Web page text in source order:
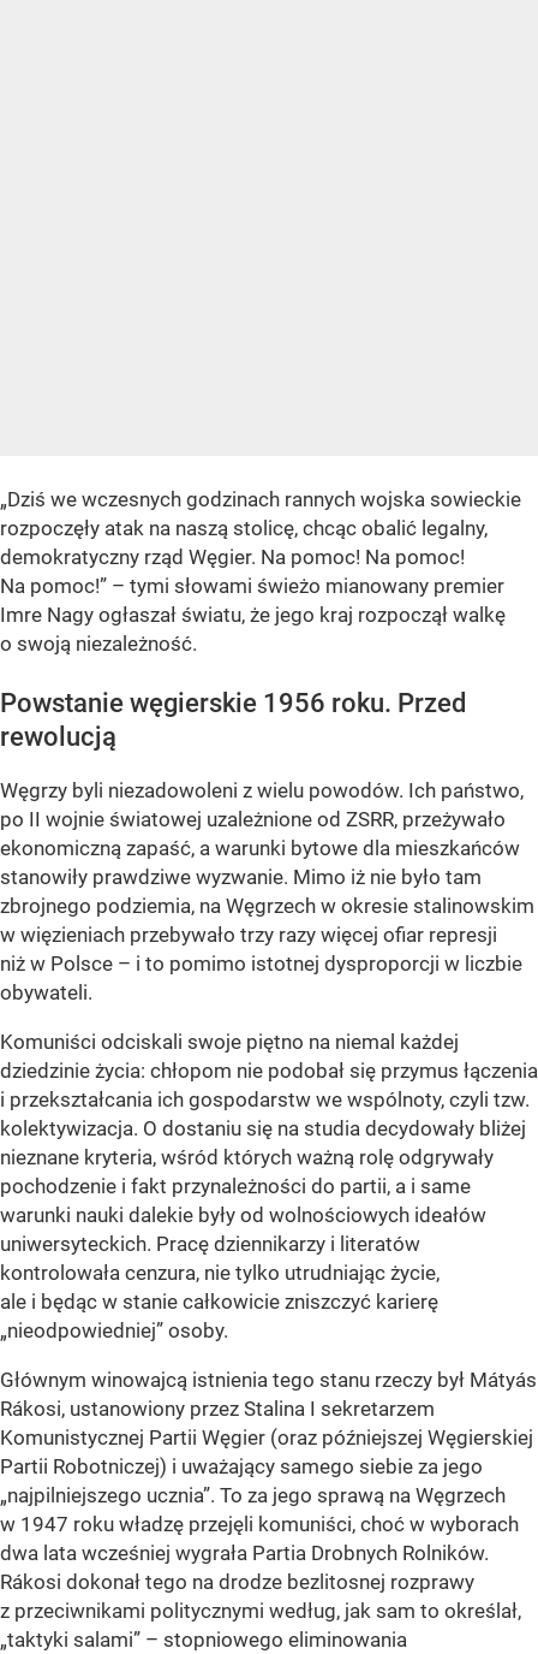
„Dziś we wczesnych godzinach rannych wojska sowieckie
rozpoczęły atak na naszą stolicę, chcąc obalić legalny,
demokratyczny rząd Węgier. Na pomoc! Na pomoc!
Na pomoc!” – tymi słowami świeżo mianowany premier
Imre Nagy ogłaszał światu, że jego kraj rozpoczął walkę
o swoją niezależność.
Powstanie węgierskie 1956 roku. Przed
rewolucją
Węgrzy byli niezadowoleni z wielu powodów. Ich państwo,
po II wojnie światowej uzależnione od ZSRR, przeżywało
ekonomiczną zapaść, a warunki bytowe dla mieszkańców
stanowiły prawdziwe wyzwanie. Mimo iż nie było tam
zbrojnego podziemia, na Węgrzech w okresie stalinowskim
w więzieniach przebywało trzy razy więcej ofiar represji
niż w Polsce – i to pomimo istotnej dysproporcji w liczbie
obywateli.
Komuniści odciskali swoje piętno na niemal każdej
dziedzinie życia: chłopom nie podobał się przymus łączenia
i przekształcania ich gospodarstw we wspólnoty, czyli tzw.
kolektywizacja. O dostaniu się na studia decydowały bliżej
nieznane kryteria, wśród których ważną rolę odgrywały
pochodzenie i fakt przynależności do partii, a i same
warunki nauki dalekie były od wolnościowych ideałów
uniwersyteckich. Pracę dziennikarzy i literatów
kontrolowała cenzura, nie tylko utrudniając życie,
ale i będąc w stanie całkowicie zniszczyć karierę
„nieodpowiedniej” osoby.
Głównym winowajcą istnienia tego stanu rzeczy był Mátyás
Rákosi, ustanowiony przez Stalina I sekretarzem
Komunistycznej Partii Węgier (oraz późniejszej Węgierskiej
Partii Robotniczej) i uważający samego siebie za jego
„najpilniejszego ucznia”. To za jego sprawą na Węgrzech
w 1947 roku władzę przejęli komuniści, choć w wyborach
dwa lata wcześniej wygrała Partia Drobnych Rolników.
Rákosi dokonał tego na drodze bezlitosnej rozprawy
z przeciwnikami politycznymi według, jak sam to określał,
„taktyki salami” – stopniowego eliminowania